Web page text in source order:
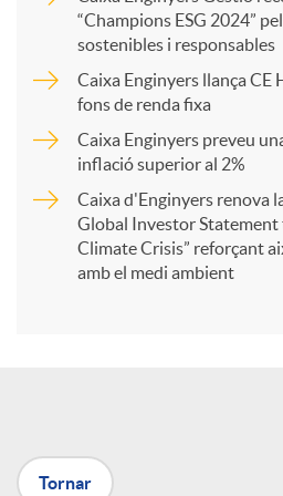
r
X
“Champions ESG 2024”
sostenibles i responsables
Caixa Enginyers llança
fons de renda fixa
Caixa Enginyers preveu
inflació superior al 2%
Caixa d'Enginyers renova
Global Investor
Climate Crisis” reforçant
amb el medi ambient
Tornar